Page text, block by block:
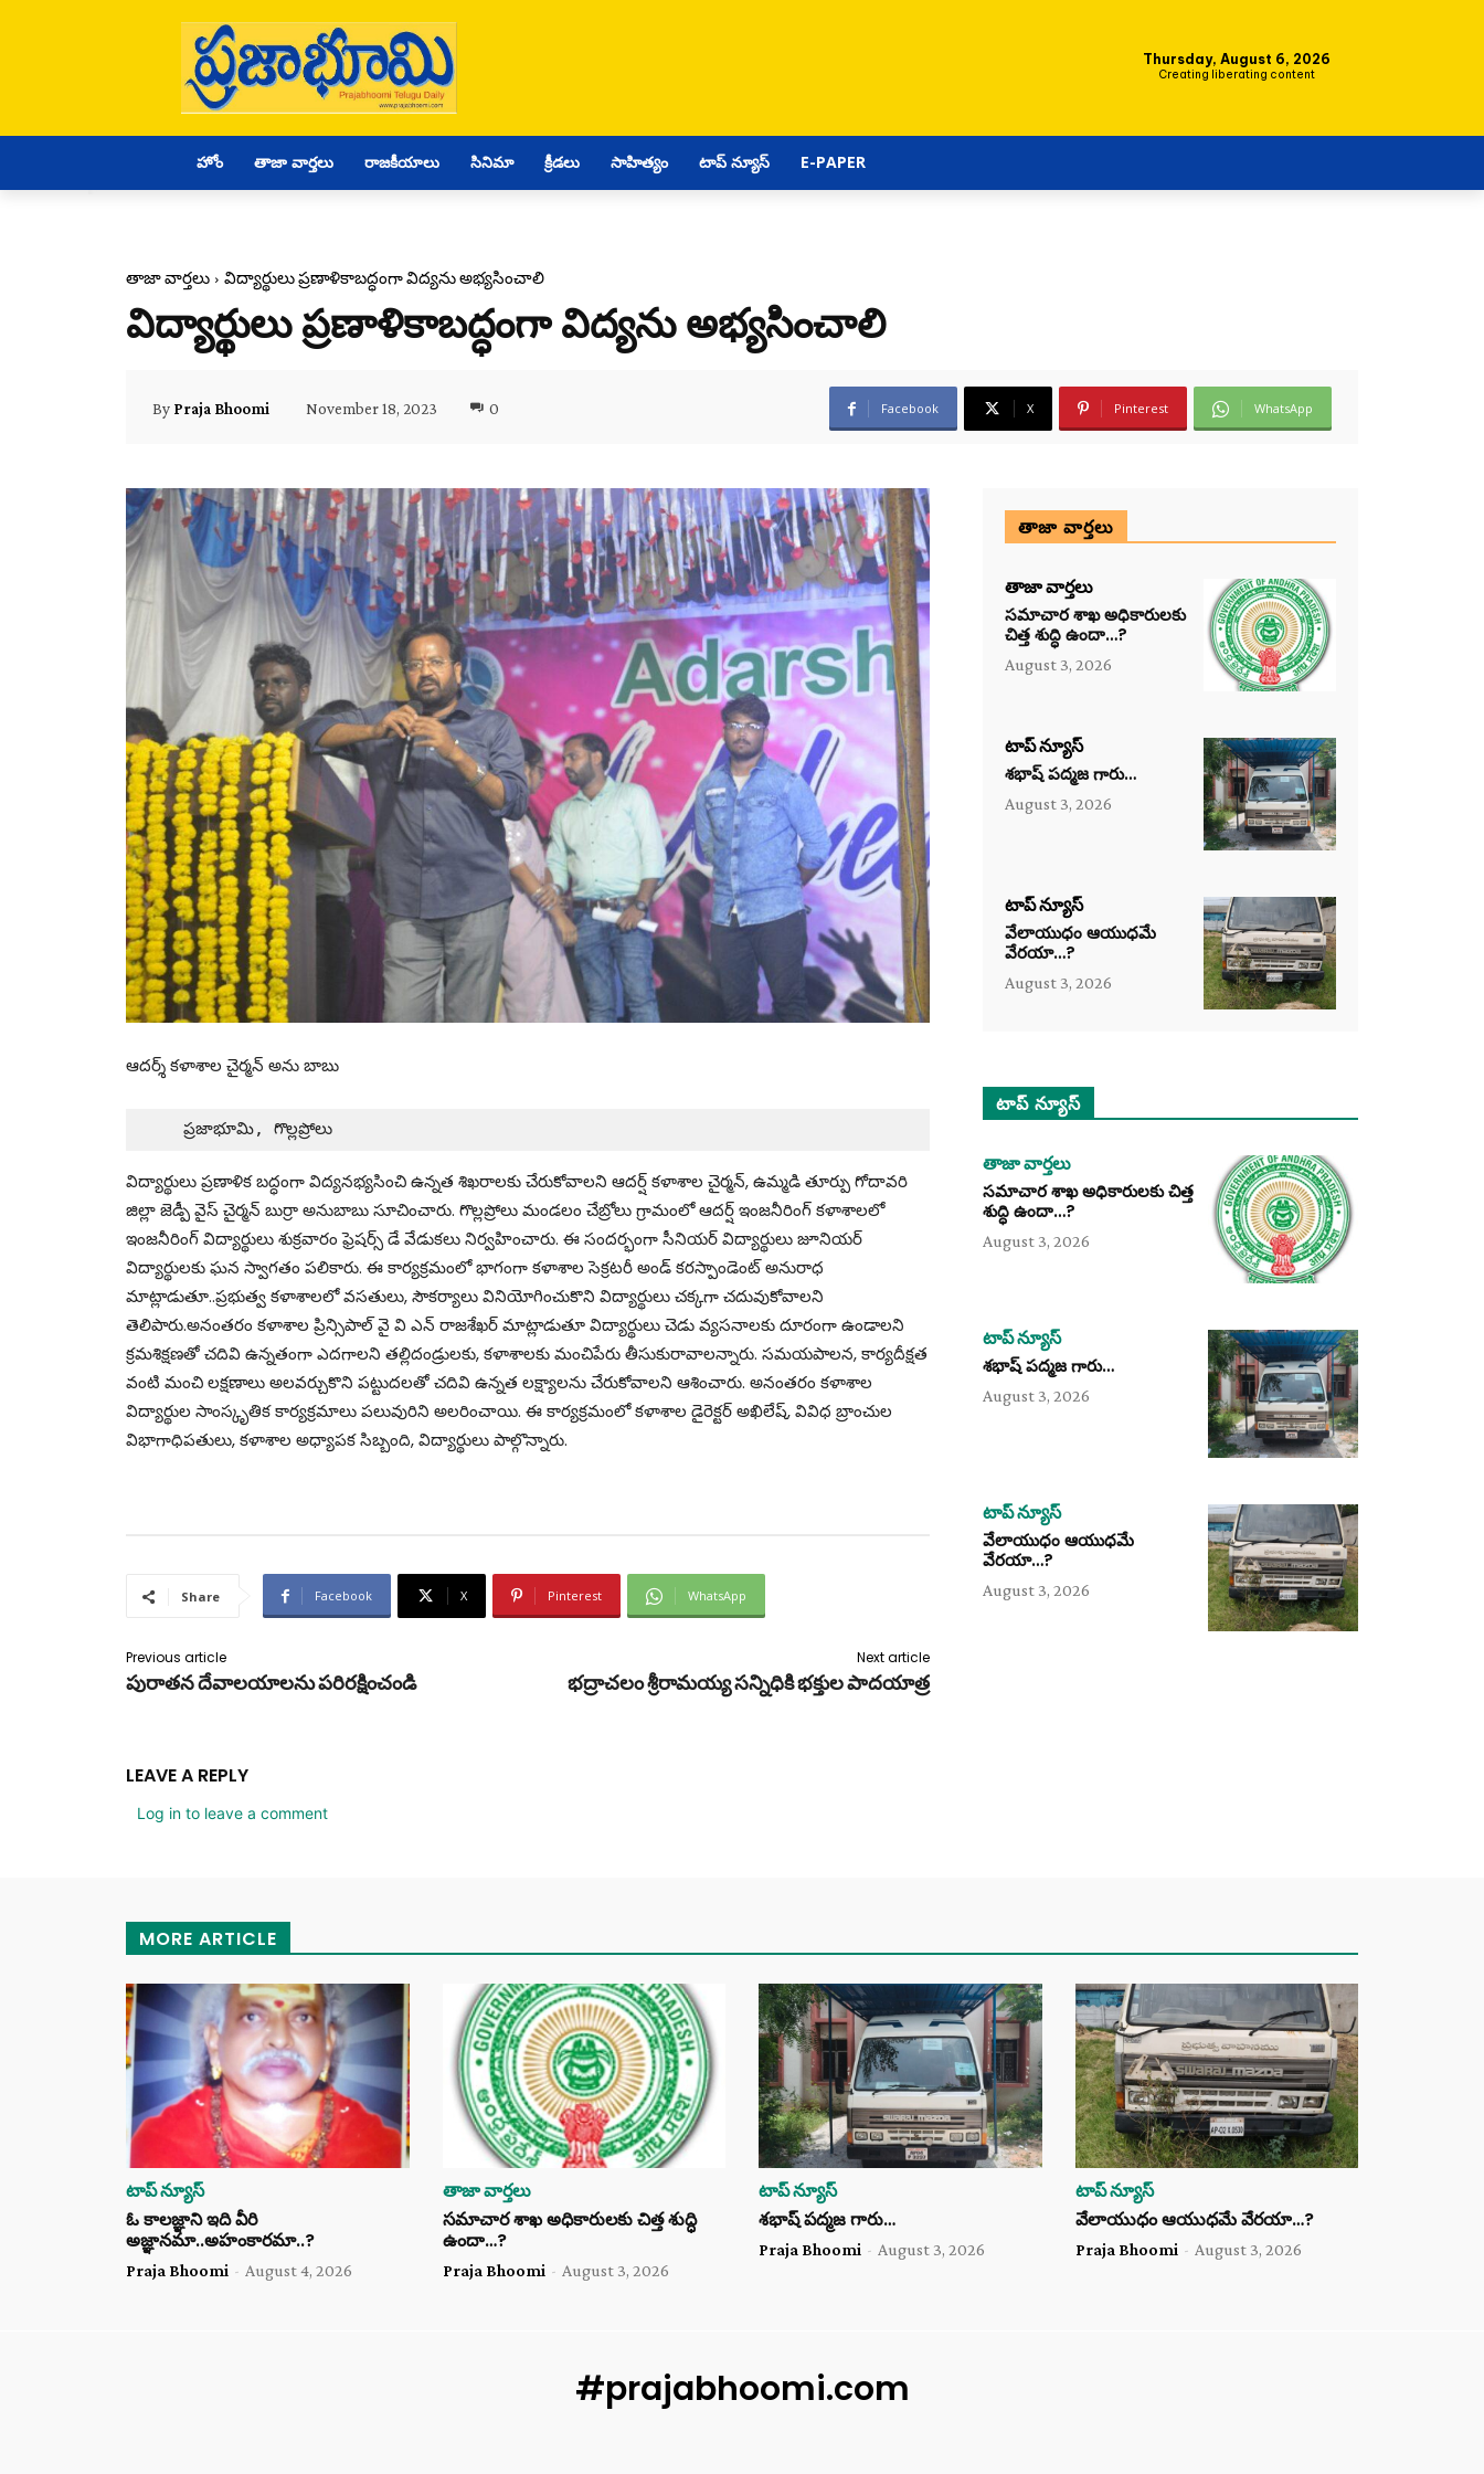
Thursday, August 6, 2026
Creating liberating content
హోం తాజా వార్తలు రాజకీయాలు సినిమా క్రీడలు సాహిత్యం టాప్ న్యూస్ E-PAPER
తాజా వార్తలు విద్యార్థులు ప్రణాళికాబద్ధంగా విద్యను అభ్యసించాలి
విద్యార్థులు ప్రణాళికాబద్ధంగా విద్యను అభ్యసించాలి
By Praja Bhoomi November 18, 2023 0 Facebook X Pinterest WhatsApp
ఆదర్శ్ కళాశాల చైర్మన్ అను బాబు
    ప్రజాభూమి, గొల్లప్రోలు
విద్యార్థులు ప్రణాళిక బద్ధంగా విద్యనభ్యసించి ఉన్నత శిఖరాలకు చేరుకోవాలని ఆదర్ష్ కళాశాల చైర్మన్, ఉమ్మడి తూర్పు గోదావరి
జిల్లా జెడ్పీ వైస్ చైర్మన్ బుర్రా అనుబాబు సూచించారు. గొల్లప్రోలు మండలం చేబ్రోలు గ్రామంలో ఆదర్ష్ ఇంజనీరింగ్ కళాశాలలో
ఇంజనీరింగ్ విద్యార్థులు శుక్రవారం ఫ్రెషర్స్‌ డే వేడుకలు నిర్వహించారు. ఈ సందర్భంగా సీనియర్‌ విద్యార్థులు జూనియర్‌
విద్యార్థులకు ఘన స్వాగతం పలికారు. ఈ కార్యక్రమంలో భాగంగా కళాశాల సెక్రటరీ అండ్ కరస్పాండెంట్ అనురాధ
మాట్లాడుతూ..ప్రభుత్వ కళాశాలలో వసతులు, సౌకర్యాలు వినియోగించుకొని విద్యార్థులు చక్కగా చదువుకోవాలని
తెలిపారు.అనంతరం కళాశాల ప్రిన్సిపాల్ వై వి ఎన్ రాజశేఖర్ మాట్లాడుతూ విద్యార్థులు చెడు వ్యసనాలకు దూరంగా ఉండాలని
క్రమశిక్షణతో చదివి ఉన్నతంగా ఎదగాలని తల్లిదండ్రులకు, కళాశాలకు మంచిపేరు తీసుకురావాలన్నారు. సమయపాలన, కార్యదీక్షత
వంటి మంచి లక్షణాలు అలవర్చుకొని పట్టుదలతో చదివి ఉన్నత లక్ష్యాలను చేరుకోవాలని ఆశించారు. అనంతరం కళాశాల
విద్యార్థుల సాంస్కృతిక కార్యక్రమాలు పలువురిని అలరించాయి. ఈ కార్యక్రమంలో కళాశాల డైరెక్టర్ అఖిలేష్, వివిధ బ్రాంచుల
విభాగాధిపతులు, కళాశాల అధ్యాపక సిబ్బంది, విద్యార్థులు పాల్గొన్నారు.
Share Facebook X Pinterest WhatsApp
Previous article
పురాతన దేవాలయాలను పరిరక్షించండి
Next article
భద్రాచలం శ్రీరామయ్య సన్నిధికి భక్తుల పాదయాత్ర
LEAVE A REPLY
Log in to leave a comment
తాజా వార్తలు
తాజా వార్తలు
సమాచార శాఖ అధికారులకు
చిత్త శుద్ధి ఉందా…?
August 3, 2026
టాప్ న్యూస్
శభాష్ పద్మజ గారు…
August 3, 2026
టాప్ న్యూస్
వేలాయుధం ఆయుధమే
వేరయా…?
August 3, 2026
టాప్ న్యూస్
తాజా వార్తలు
సమాచార శాఖ అధికారులకు చిత్త
శుద్ధి ఉందా…?
August 3, 2026
టాప్ న్యూస్
శభాష్ పద్మజ గారు…
August 3, 2026
టాప్ న్యూస్
వేలాయుధం ఆయుధమే
వేరయా…?
August 3, 2026
MORE ARTICLE
టాప్ న్యూస్
ఓ కాలజ్ఞాని ఇది వీరి
అజ్ఞానమా..అహంకారమా..?
Praja Bhoomi - August 4, 2026
తాజా వార్తలు
సమాచార శాఖ అధికారులకు చిత్త శుద్ధి
ఉందా…?
Praja Bhoomi - August 3, 2026
టాప్ న్యూస్
శభాష్ పద్మజ గారు…
Praja Bhoomi - August 3, 2026
టాప్ న్యూస్
వేలాయుధం ఆయుధమే వేరయా…?
Praja Bhoomi - August 3, 2026
#prajabhoomi.com